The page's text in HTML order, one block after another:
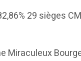
29 sièges
Miraculeux